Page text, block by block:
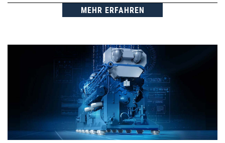
MEHR ERFAHREN